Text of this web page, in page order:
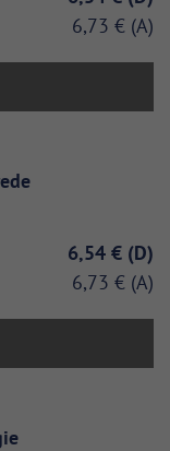
6,73 €
6,54 €
6,73 €